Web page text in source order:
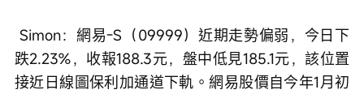
跌2.23%，收報188.3元，盤中低見185.1元，該位置
接近日線圖保利加通道下軌。網易股價自今年1月初